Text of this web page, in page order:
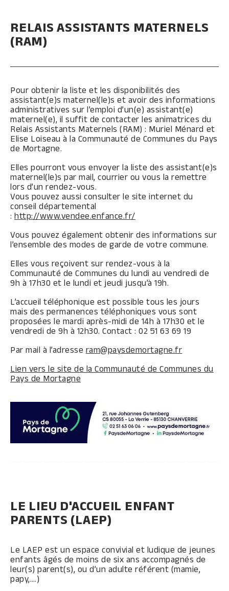
RELAIS ASSISTANTS MATERNELS
(RAM)
Pour obtenir la liste et les disponibilités des
assistant(e)s maternel(le)s et avoir des informations
administratives sur l’emploi d’un(e) assistant(e)
maternel(e), il suffit de contacter les animatrices du
Relais Assistants Maternels (RAM) : Muriel Ménard et
Elise Loiseau à la Communauté de Communes du Pays
de Mortagne.
Elles pourront vous envoyer la liste des assistant(e)s
maternel(le)s par mail, courrier ou vous la remettre
lors d’un rendez-vous.
Vous pouvez aussi consulter le site internet du
conseil départemental
:http://www.vendee.enfance.fr/
Vous pouvez également obtenir des informations sur
l’ensemble des modes de garde de votre commune.
Elles vous reçoivent sur rendez-vous à la
Communauté de Communes du lundi au vendredi de
9h à 17h30 et le lundi et jeudi jusqu’à 19h.
L’accueil téléphonique est possible tous les jours
mais des permanences téléphoniques vous sont
proposées le mardi après-midi de 14h à 17h30 et le
vendredi de 9h à 12h30. Contact : 02 51 63 69 19
Par mail à l’adresse ram@paysdemortagne.fr
Lien vers le site de la Communauté de Communes du
Pays de Mortagne
LE LIEU D'ACCUEIL ENFANT
PARENTS (LAEP)
Le LAEP est un espace convivial et ludique de jeunes
enfants âgés de moins de six ans accompagnés de
leur(s) parent(s), ou d’un adulte référent (mamie,
papy,….)